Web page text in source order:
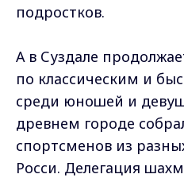
подростков.
А в Суздале
по классическим и
среди юношей и
древнем городе
спортсменов из
Росси. Делегация